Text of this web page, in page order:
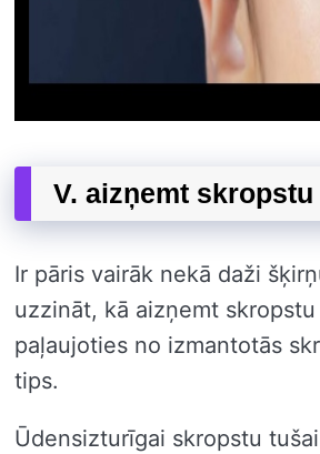
V. aizņemt
Ir pāris vairāk nekā daži
uzzināt, kā aizņemt skropstu
paļaujoties no izmantotās
tips.
Ūdensizturīgai skropstu